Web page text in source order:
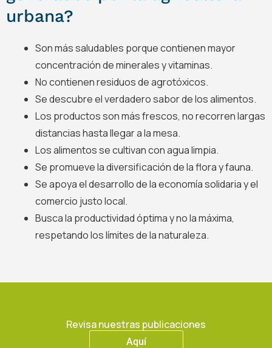
urbana?
Son más saludables porque contienen mayor
concentración de minerales y vitaminas.
No contienen residuos de agrotóxicos.
Se descubre el verdadero sabor de los alimentos.
Los productos son más frescos, no recorren largas
distancias hasta llegar a la mesa.
Los alimentos se cultivan con agua limpia.
Se promueve la diversificación de la flora y fauna.
Se apoya el desarrollo de la economía solidaria y el
comercio justo local.
Busca la productividad óptima y no la máxima,
respetando los límites de la naturaleza.
Revisa nuestras publicaciones
Aquí